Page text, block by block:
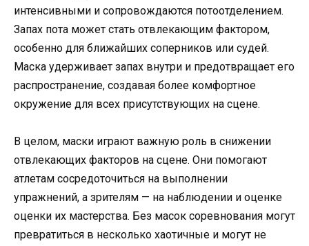
интенсивными и сопровождаются потоотделением.
Запах пота может стать отвлекающим фактором,
особенно для ближайших соперников или судей.
Маска удерживает запах внутри и предотвращает его
распространение, создавая более комфортное
окружение для всех присутствующих на сцене.
В целом, маски играют важную роль в снижении
отвлекающих факторов на сцене. Они помогают
атлетам сосредоточиться на выполнении
упражнений, а зрителям — на наблюдении и оценке
оценки их мастерства. Без масок соревнования могут
превратиться в несколько хаотичные и могут не